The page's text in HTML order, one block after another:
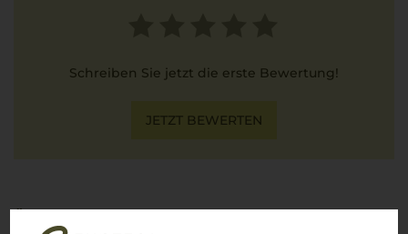
Schreiben Sie jetzt die erste Bewertung!
JETZT BEWERTEN